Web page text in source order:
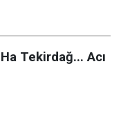
Tekirdağ... Acı